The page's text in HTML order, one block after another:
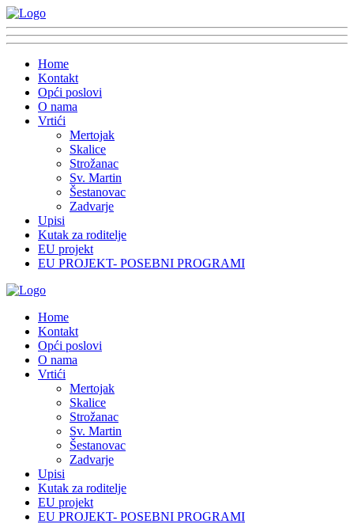
Home
Kontakt
Opći poslovi
O nama
Vrtići
Mertojak
Skalice
Strožanac
Sv. Martin
Šestanovac
Zadvarje
Upisi
Kutak za roditelje
EU projekt
EU PROJEKT- POSEBNI PROGRAMI
Home
Kontakt
Opći poslovi
O nama
Vrtići
Mertojak
Skalice
Strožanac
Sv. Martin
Šestanovac
Zadvarje
Upisi
Kutak za roditelje
EU projekt
EU PROJEKT- POSEBNI PROGRAMI